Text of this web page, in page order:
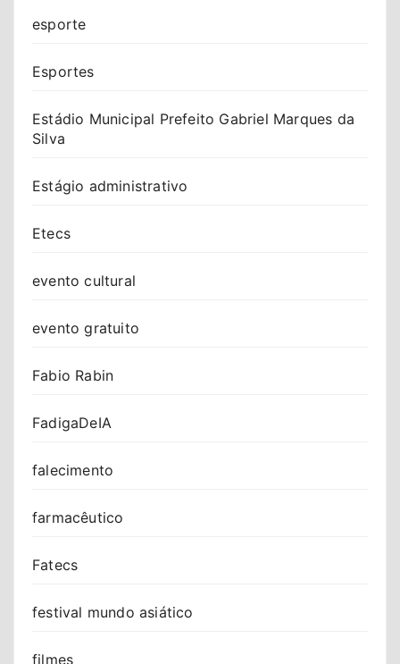
esporte
Esportes
Estádio Municipal Prefeito Gabriel Marques da
Silva
Estágio administrativo
Etecs
evento cultural
evento gratuito
Fabio Rabin
FadigaDeIA
falecimento
farmacêutico
Fatecs
festival mundo asiático
filmes